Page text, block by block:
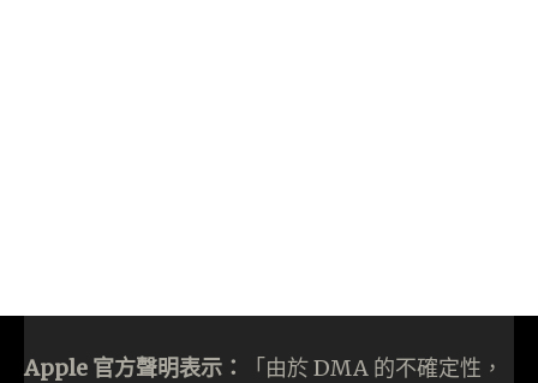
Apple 官方聲明表示：
「由於 DMA 的不確定性，